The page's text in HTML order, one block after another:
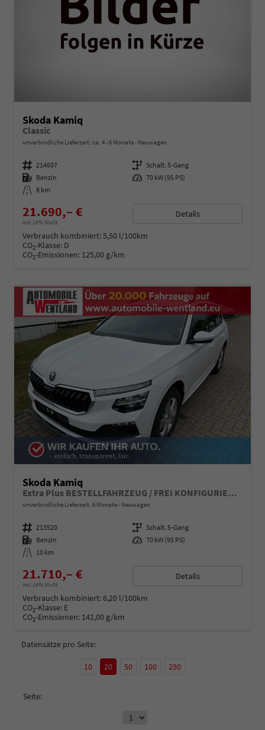
Skoda Kamiq
Classic
unverbindliche Lieferzeit: ca. 4 - 6 Monate Neuwagen
Fahrzeugnummer 214607 Getriebe Schalt. 5-Gang
Kraftstoff Benzin Leistung 70 kW (95 PS)
Kilometerstand 8 km
21.690,– €
incl. 19% MwSt.
Details
Verbrauch kombiniert:5,50 l/100km
CO2-Klasse: D
CO2-Emissionen: 125,00 g/km
Skoda Kamiq
Extra Plus BESTELLFAHRZEUG / FREI KONFIGURIERBAR
unverbindliche Lieferzeit: 6 Monate Neuwagen
Fahrzeugnummer 213520 Getriebe Schalt. 5-Gang
Kraftstoff Benzin Leistung 70 kW (95 PS)
Kilometerstand 10 km
21.710,– €
incl. 19% MwSt.
Details
Verbrauch kombiniert:6,20 l/100km
CO2-Klasse: E
CO2-Emissionen: 141,00 g/km
Datensätze pro Seite:
10 20 50 100 250
Seite: